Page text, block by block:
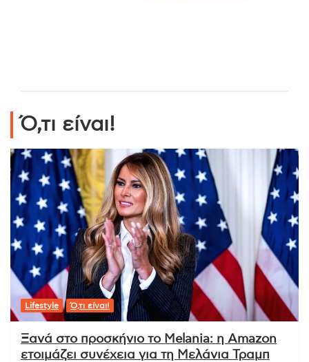
Ό,τι είναι!
Lifestyle Ό,τι είναι!
Ξανά στο προσκήνιο το Melania: η Amazon
ετοιμάζει συνέχεια για τη Μελάνια Τραμπ